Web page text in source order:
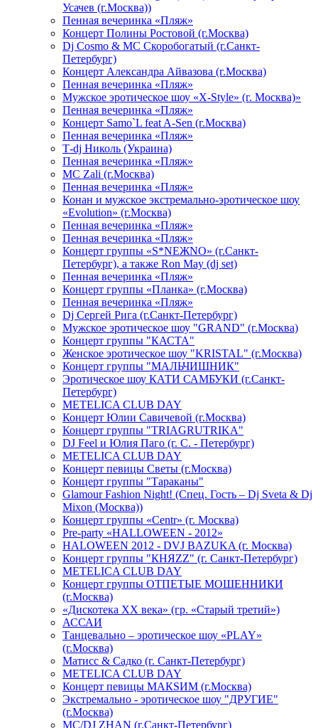
Усачев (г.Москва))
Пенная вечеринка «Пляж»
Концерт Полины Ростовой (г.Москва)
Dj Cosmo & МС Скоробогатый (г.Санкт-
Петербург)
Концерт Александра Айвазова (г.Москва)
Пенная вечеринка «Пляж»
Мужское эротическое шоу «X-Style» (г. Москва)»
Пенная вечеринка «Пляж»
Концерт Samo`L feat A-Sen (г.Москва)
Пенная вечеринка «Пляж»
Т-dj Николь (Украина)
Пенная вечеринка «Пляж»
МС Zali (г.Москва)
Пенная вечеринка «Пляж»
Конан и мужское экстремально-эротическое шоу
«Evolution» (г.Москва)
Пенная вечеринка «Пляж»
Пенная вечеринка «Пляж»
Концерт группы «S*NEЖNO» (г.Санкт-
Петербург), а также Ron May (dj set)
Пенная вечеринка «Пляж»
Концерт группы «Планка» (г.Москва)
Пенная вечеринка «Пляж»
Dj Сергей Рига (г.Санкт-Петербург)
Мужское эротическое шоу "GRAND" (г.Москва)
Концерт группы "КАСТА"
Женское эротическое шоу "KRISTAL" (г.Москва)
Концерт группы "МАЛЬЧИШНИК"
Эротическое шоу КАТИ САМБУКИ (г.Санкт-
Петербург)
METELICA CLUB DAY
Концерт Юлии Савичевой (г.Москва)
Концерт группы "TRIAGRUTRIKA"
DJ Feel и Юлия Паго (г. С. - Петербург)
METELICA CLUB DAY
Концерт певицы Светы (г.Москва)
Концерт группы "Тараканы"
Glamour Fashion Night! (Спец. Гость – Dj Sveta & Dj
Mixon (Москва))
Концерт группы «Centr» (г. Москва)
Pre-party «HALLOWEEN - 2012»
HALOWEEN 2012 - DVJ BAZUKA (г. Москва)
Концерт группы "КНЯZZ" (г. Санкт-Петербург)
METELICA CLUB DAY
Концерт группы ОТПЕТЫЕ МОШЕННИКИ
(г.Москва)
«Дискотека ХХ века» (гр. «Старый третий»)
АССАИ
Танцевально – эротическое шоу «PLAY»
(г.Москва)
Матисс & Садко (г. Санкт-Петербург)
METELICA CLUB DAY
Концерт певицы МАКSИМ (г.Москва)
Экстремально - эротическое шоу "ДРУГИЕ"
(г.Москва)
МС/DJ ZHAN (г.Санкт-Петербург)